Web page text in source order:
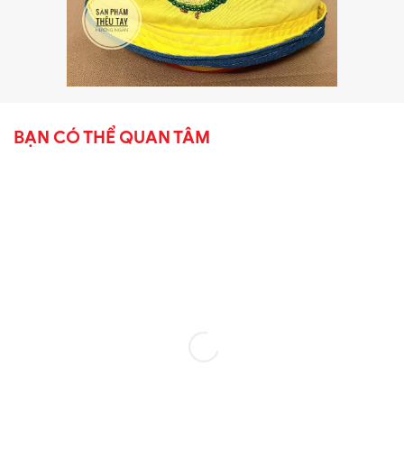
BẠN CÓ THỂ QUAN TÂM